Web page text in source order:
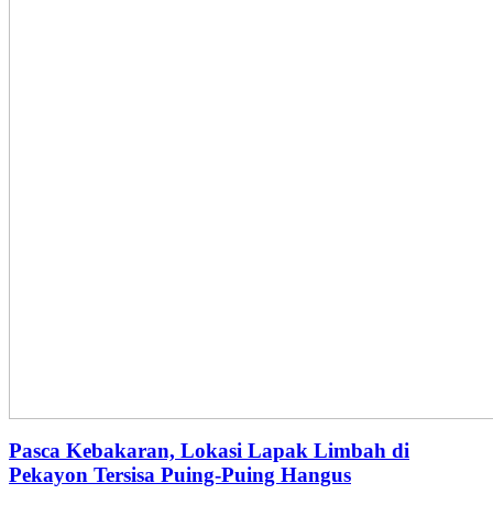
Pasca Kebakaran, Lokasi Lapak Limbah di
Pekayon Tersisa Puing-Puing Hangus